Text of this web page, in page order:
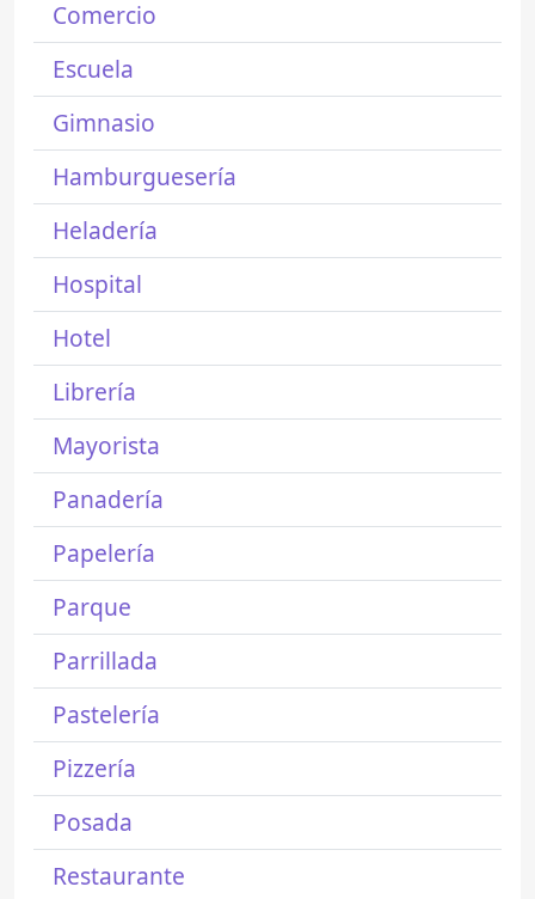
Comercio
Escuela
Gimnasio
Hamburguesería
Heladería
Hospital
Hotel
Librería
Mayorista
Panadería
Papelería
Parque
Parrillada
Pastelería
Pizzería
Posada
Restaurante